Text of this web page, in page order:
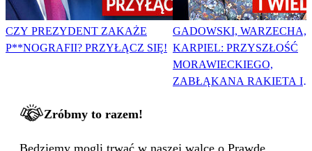
CZY PREZYDENT ZAKAŻE
P**NOGRAFII? PRZYŁĄCZ SIĘ!
GADOWSKI, WARZECHA,
KARPIEL: PRZYSZŁOŚĆ
MORAWIECKIEGO,
ZABŁĄKANA RAKIETA I
Zróbmy to razem!